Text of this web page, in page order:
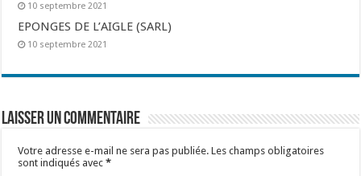
10 septembre 2021
EPONGES DE L’AIGLE (SARL)
10 septembre 2021
Laisser un commentaire
Votre adresse e-mail ne sera pas publiée. Les champs obligatoires
sont indiqués avec*